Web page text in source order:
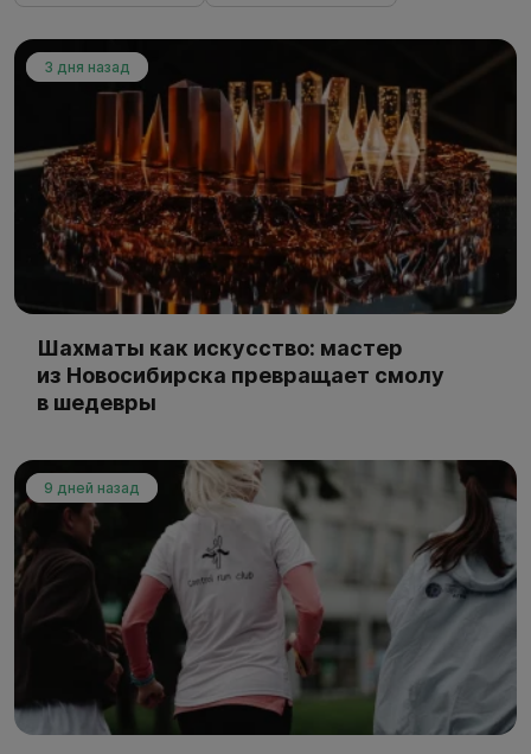
3 дня назад
Шахматы как искусство: мастер
из Новосибирска превращает смолу
в шедевры
9 дней назад